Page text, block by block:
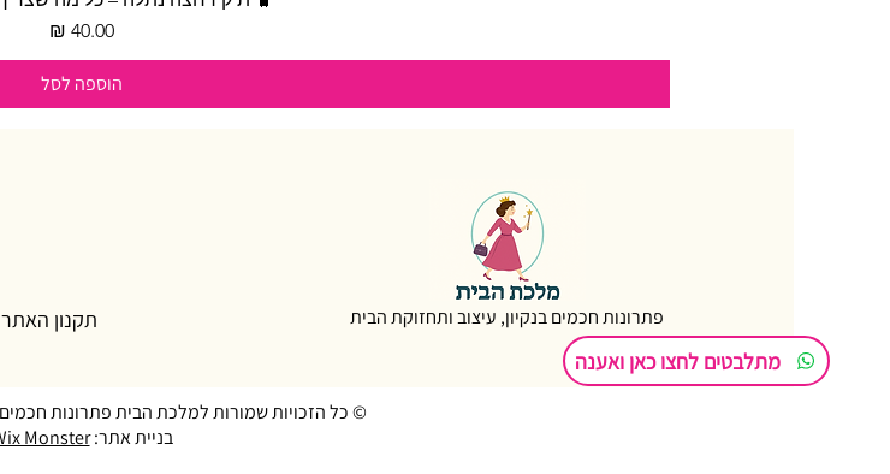
מחיר
הוספה לסל
מתלבטים לחצו כאן ואענה
תקנון האתר פתרונות חכמים בנקיון, עיצוב ותחזוקת הבית
© כל הזכויות שמורות למלכת הבית פתרונות חכמים
בניית אתר:Monster